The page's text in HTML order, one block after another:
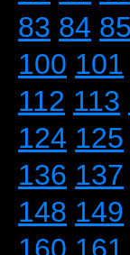
83 84 85
100 101
112 113
124 125
136 137
148 149